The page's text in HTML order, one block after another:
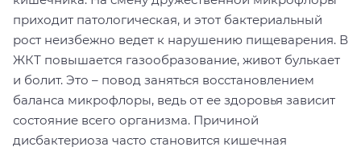
приходит патологическая, и этот бактериальный
рост неизбежно ведет к нарушению пищеварения. В
ЖКТ повышается газообразование, живот булькает
и болит. Это – повод заняться восстановлением
баланса микрофлоры, ведь от ее здоровья зависит
состояние всего организма. Причиной
дисбактериоза часто становится кишечная